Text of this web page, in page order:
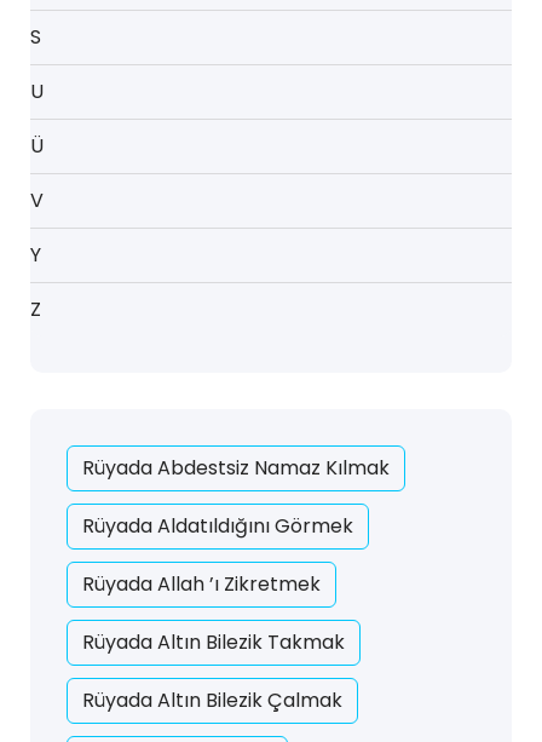
S
U
Ü
V
Y
Z
Rüyada Abdestsiz Namaz Kılmak
Rüyada Aldatıldığını Görmek
Rüyada Allah ’ı Zikretmek
Rüyada Altın Bilezik Takmak
Rüyada Altın Bilezik Çalmak